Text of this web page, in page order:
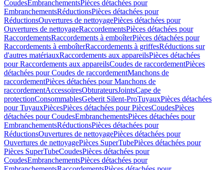
CoudesEmbranchementsPièces détachées pour
EmbranchementsRéductionsPièces détachées pour
RéductionsOuvertures de nettoyagePièces détachées pour
Ouvertures de nettoyageRaccordementsPièces détachées pour
RaccordementsRaccordements à emboîterPièces détachées pour
Raccordements à emboîterRaccordements à griffesRéductions sur
d'autres matériauxRaccordements aux appareilsPièces détachées
pour Raccordements aux appareilsCoudes de raccordementPièces
détachées pour Coudes de raccordementManchons de
raccordementPièces détachées pour Manchons de
raccordementAccessoiresObturateursJointsCape de
protectionConsommablesGeberit Silent-ProTuyauxPièces détachées
pour TuyauxPiècesPièces détachées pour PiècesCoudesPièces
détachées pour CoudesEmbranchementsPièces détachées pour
EmbranchementsRéductionsPièces détachées pour
RéductionsOuvertures de nettoyagePièces détachées pour
Ouvertures de nettoyagePièces SuperTubePièces détachées pour
Pièces SuperTubeCoudesPièces détachées pour
CoudesEmbranchementsPièces détachées pour